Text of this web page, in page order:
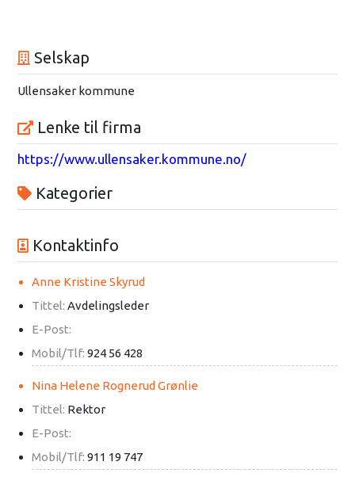
Selskap
Ullensaker kommune
Lenke til firma
https://www.ullensaker.kommune.no/
Kategorier
Kontaktinfo
Anne Kristine Skyrud
Tittel: Avdelingsleder
E-Post:
Mobil/Tlf: 924 56 428
Nina Helene Rognerud Grønlie
Tittel: Rektor
E-Post:
Mobil/Tlf: 911 19 747